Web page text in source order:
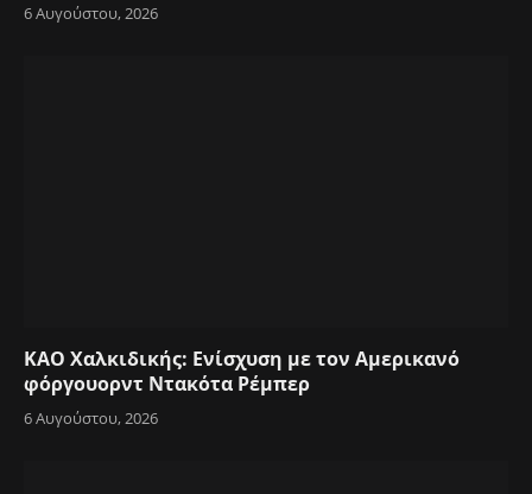
6 Αυγούστου, 2026
ΚΑΟ Χαλκιδικής: Ενίσχυση με τον Αμερικανό
φόργουορντ Ντακότα Ρέμπερ
6 Αυγούστου, 2026